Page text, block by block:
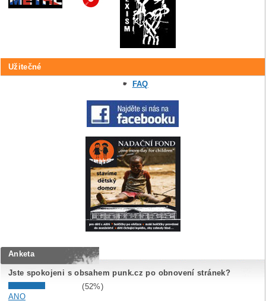
Užitečné
FAQ
Anketa
Jste spokojeni s obsahem punk.cz po obnovení stránek?
(52%)
ANO